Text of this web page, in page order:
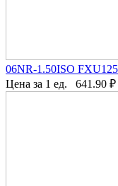
06NR-1.50ISO
Цена за 1 ед.
641.90 ₽